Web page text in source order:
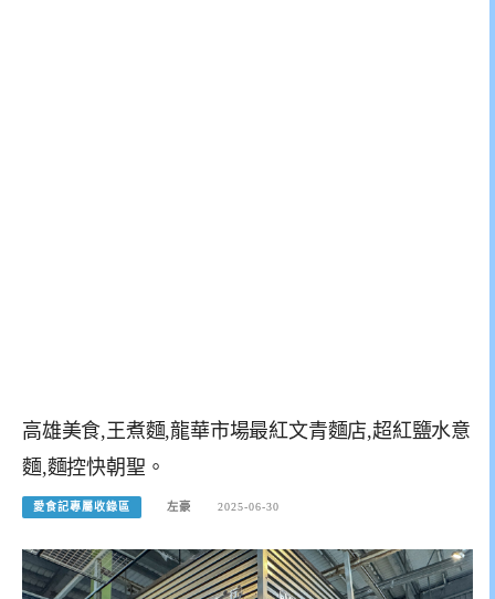
高雄美食,王煮麵,龍華市場最紅文青麵店,超紅鹽水意
麵,麵控快朝聖。
愛食記專屬收錄區 左豪 2025-06-30